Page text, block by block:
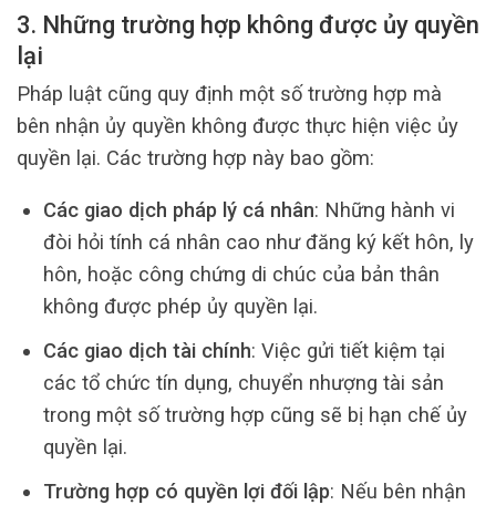
3. Những trường hợp không được ủy quyền
lại
Pháp luật cũng quy định một số trường hợp mà
bên nhận ủy quyền không được thực hiện việc ủy
quyền lại. Các trường hợp này bao gồm:
Các giao dịch pháp lý cá nhân: Những hành vi
đòi hỏi tính cá nhân cao như đăng ký kết hôn, ly
hôn, hoặc công chứng di chúc của bản thân
không được phép ủy quyền lại.
Các giao dịch tài chính: Việc gửi tiết kiệm tại
các tổ chức tín dụng, chuyển nhượng tài sản
trong một số trường hợp cũng sẽ bị hạn chế ủy
quyền lại.
Trường hợp có quyền lợi đối lập: Nếu bên nhận